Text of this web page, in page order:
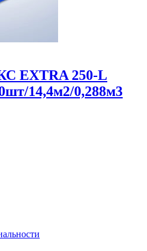
EXTRA 250-L
14,4м2/0,288м3